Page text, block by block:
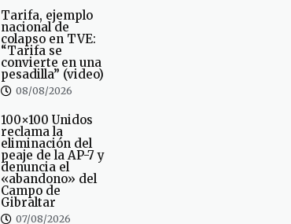
Tarifa, ejemplo
nacional de
colapso en TVE:
“Tarifa se
convierte en una
pesadilla” (video)
08/08/2026
100×100 Unidos
reclama la
eliminación del
peaje de la AP-7 y
denuncia el
«abandono» del
Campo de
Gibraltar
07/08/2026